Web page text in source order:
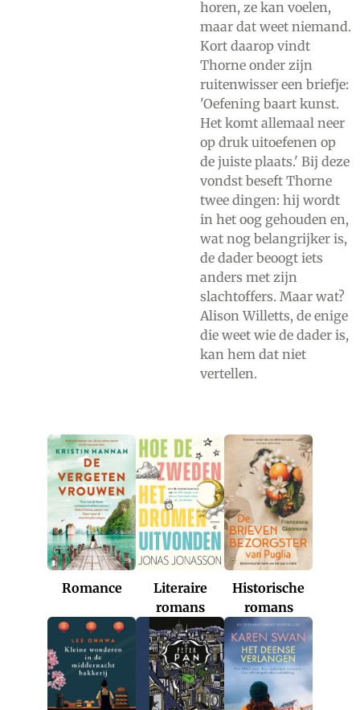
horen, ze kan voelen,
maar dat weet niemand.
Kort daarop vindt
Thorne onder zijn
ruitenwisser een briefje:
'Oefening baart kunst.
Het komt allemaal neer
op druk uitoefenen op
de juiste plaats.' Bij deze
vondst beseft Thorne
twee dingen: hij wordt
in het oog gehouden en,
wat nog belangrijker is,
de dader beoogt iets
anders met zijn
slachtoffers. Maar wat?
Alison Willetts, de enige
die weet wie de dader is,
kan hem dat niet
vertellen.
Romance
Literaire
romans
Historische
romans